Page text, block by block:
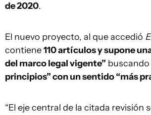
de 2020.
El nuevo proyecto, al que accedió
contiene110 artículos y supone
del marco legal vigente” buscando
principios” con un sentido “más
“El eje central de la citada revisión